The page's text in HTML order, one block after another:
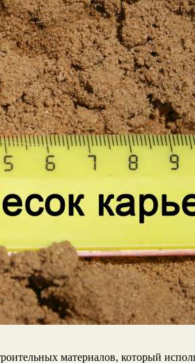
материалов, который